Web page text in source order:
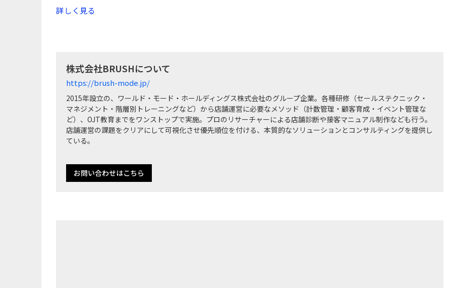
詳しく見る
株式会社BRUSHについて
https://brush-mode.jp/
2015年設立の、ワールド・モード・ホールディングス株式会社のグループ企業。各種研修（セールステクニック・
マネジメント・階層別トレーニングなど）から店舗運営に必要なメソッド（計数管理・顧客育成・イベント管理な
ど）、OJT教育までをワンストップで実施。プロのリサーチャーによる店舗診断や接客マニュアル制作なども行う。
店舗運営の課題をクリアにして可視化させ優先順位を付ける、本質的なソリューションとコンサルティングを提供し
ている。
お問い合わせはこちら